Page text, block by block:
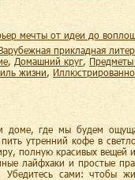
мечты от идеи до
зарубежная прикладная
, домашний круг,
жизни,
где мы будем
утренний кофе в
полную красивых вещей
лайфхаки и простые
Убедитесь сами: чтобы